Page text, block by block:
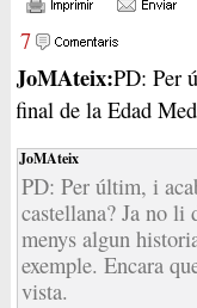
7
JoMAteix:PD: Per
final de la Edad
JoMAteix
PD: Per últim, i
castellana? Ja no li
menys algun
exemple. Encara
vista.